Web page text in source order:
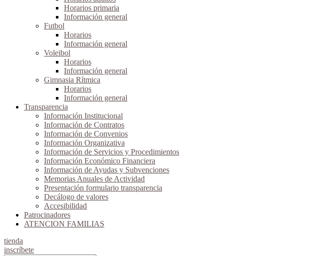
Horarios primaria
Información general
Futbol
Horarios
Información general
Voleibol
Horarios
Información general
Gimnasia Rítmica
Horarios
Información general
Transparencia
Información Institucional
Información de Contratos
Información de Convenios
Información Organizativa
Información de Servicios y Procedimientos
Información Económico Financiera
Información de Ayudas y Subvenciones
Memorias Anuales de Actividad
Presentación formulario transparencia
Decálogo de valores
Accesibilidad
Patrocinadores
ATENCION FAMILIAS
tienda
inscríbete